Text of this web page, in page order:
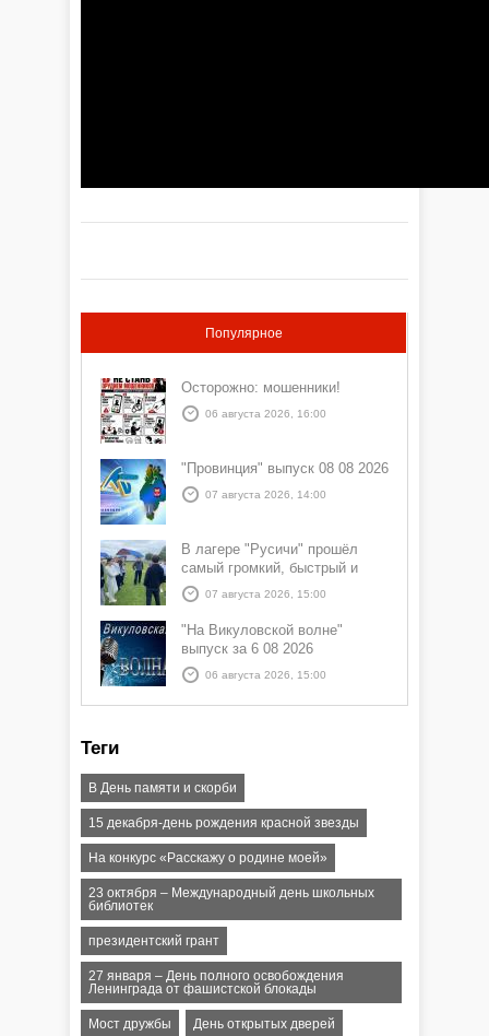
Популярное
Осторожно: мошенники!
06 августа 2026, 16:00
"Провинция" выпуск 08 08 2026
07 августа 2026, 14:00
В лагере "Русичи" прошёл
самый громкий, быстрый и
азартный час дня — Спортчас
07 августа 2026, 15:00
"На Викуловской волне"
выпуск за 6 08 2026
06 августа 2026, 15:00
Теги
В День памяти и скорби
15 декабря-день рождения красной звезды
На конкурс «Расскажу о родине моей»
23 октября – Международный день школьных
библиотек
президентский грант
27 января – День полного освобождения
Ленинграда от фашистской блокады
Мост дружбы День открытых дверей